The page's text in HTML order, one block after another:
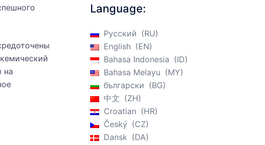
на
Language:
Русский
RU
English
EN
Bahasa Indonesia
ID
Bahasa Melayu
MY
български
BG
中文
ZH
Croatian
HR
Český
CZ
Dansk
DA